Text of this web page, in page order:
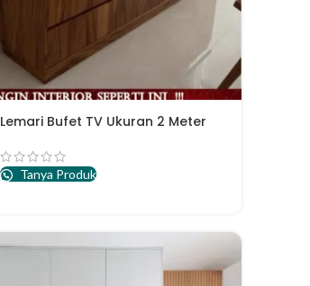
Lemari Bufet TV Ukuran 2 Meter
Tanya Produk